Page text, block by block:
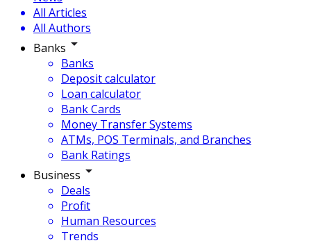
All Articles
All Authors
Banks
Banks
Deposit calculator
Loan calculator
Bank Cards
Money Transfer Systems
ATMs, POS Terminals, and Branches
Bank Ratings
Business
Deals
Profit
Human Resources
Trends